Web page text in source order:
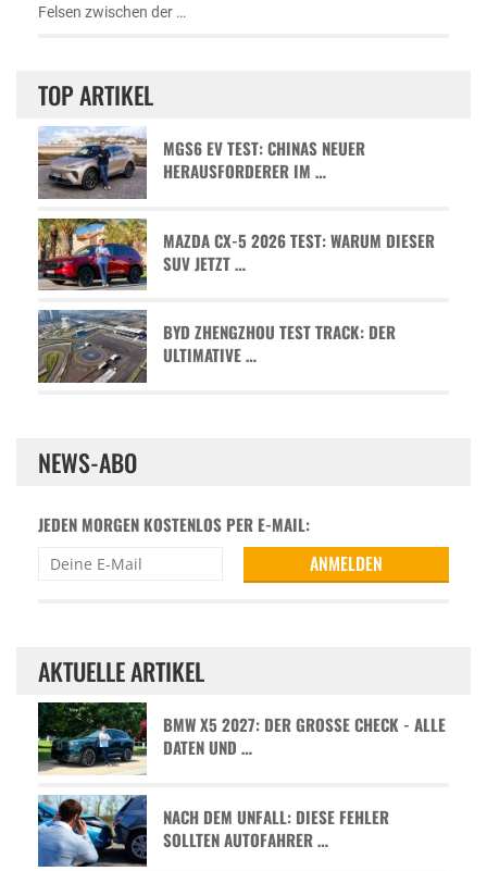
Felsen zwischen der …
TOP ARTIKEL
MGS6 EV TEST: CHINAS NEUER
HERAUSFORDERER IM …
MAZDA CX-5 2026 TEST: WARUM DIESER
SUV JETZT …
BYD ZHENGZHOU TEST TRACK: DER
ULTIMATIVE …
NEWS-ABO
JEDEN MORGEN KOSTENLOS PER E-MAIL:
AKTUELLE ARTIKEL
BMW X5 2027: DER GROSSE CHECK - ALLE D
ATEN UND …
NACH DEM UNFALL: DIESE FEHLER
SOLLTEN AUTOFAHRER …